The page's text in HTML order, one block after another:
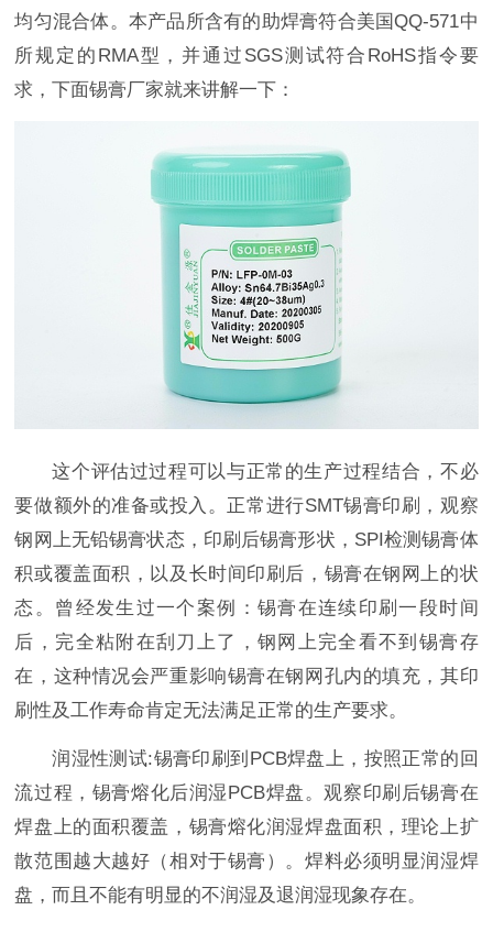
均匀混合体。本产品所含有的助焊膏符合美国QQ-571中
所规定的RMA型，并通过SGS测试符合RoHS指令要
求，下面锡膏厂家就来讲解一下：
这个评估过过程可以与正常的生产过程结合，不必
要做额外的准备或投入。正常进行SMT锡膏印刷，观察
钢网上无铅锡膏状态，印刷后锡膏形状，SPI检测锡膏体
积或覆盖面积，以及长时间印刷后，锡膏在钢网上的状
态。曾经发生过一个案例：锡膏在连续印刷一段时间
后，完全粘附在刮刀上了，钢网上完全看不到锡膏存
在，这种情况会严重影响锡膏在钢网孔内的填充，其印
刷性及工作寿命肯定无法满足正常的生产要求。
润湿性测试:锡膏印刷到PCB焊盘上，按照正常的回
流过程，锡膏熔化后润湿PCB焊盘。观察印刷后锡膏在
焊盘上的面积覆盖，锡膏熔化润湿焊盘面积，理论上扩
散范围越大越好（相对于锡膏）。焊料必须明显润湿焊
盘，而且不能有明显的不润湿及退润湿现象存在。